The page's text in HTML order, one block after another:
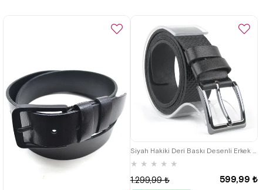
Siyah Hakiki Deri Baskı Desenli Erkek Kemer
★ ★ ★ ★ ★
599,99 ₺
1.299,99 ₺